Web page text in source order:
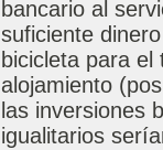
bancario al
suficiente
bicicleta para
alojamiento
las inversiones
igualitarios